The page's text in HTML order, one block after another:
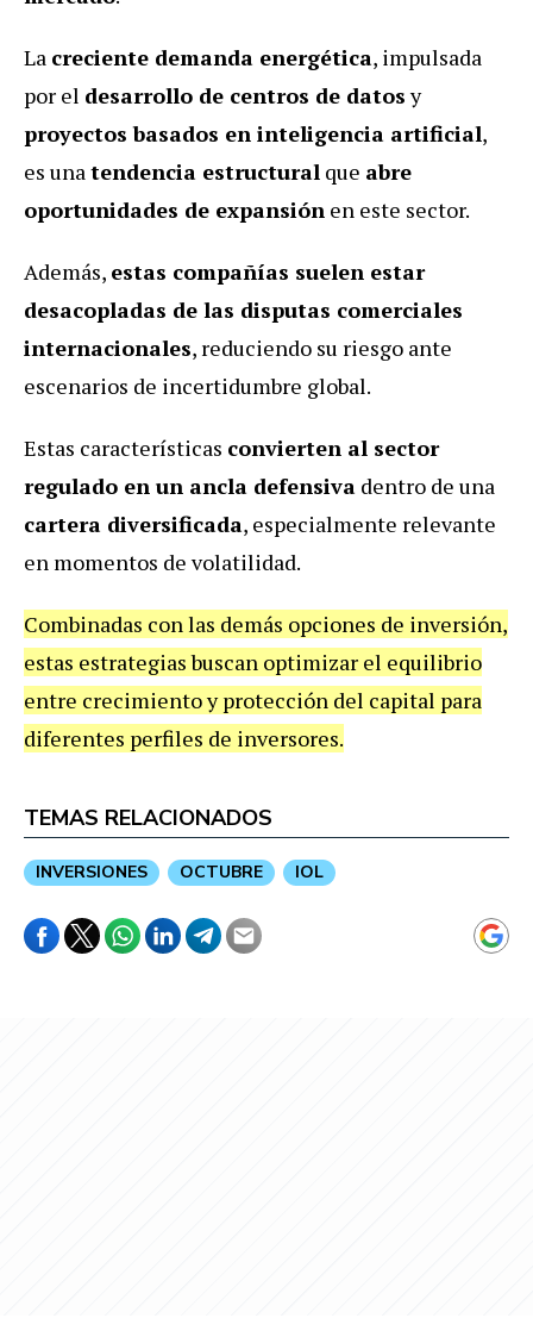
La creciente demanda energética, impulsada
por el desarrollo de centros de datosy
proyectos basados en inteligencia artificial,
es unatendencia estructural que abre
oportunidades de expansión en este sector.
Además, estas compañías suelen estar
desacopladas de las disputas comerciales
internacionales, reduciendo su riesgo ante
escenarios de incertidumbre global.
Estas características convierten al sector
regulado en un ancla defensiva dentro de una
cartera diversificada, especialmente relevante
en momentos de volatilidad.
Combinadas con las demás opciones de inversión,
estas estrategias buscan optimizar el equilibrio
entre crecimiento y protección del capital para
diferentes perfiles de inversores.
TEMAS RELACIONADOS
INVERSIONES OCTUBRE IOL